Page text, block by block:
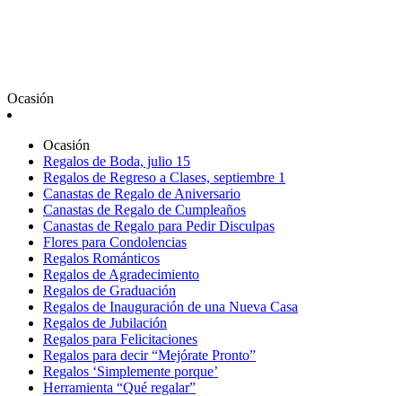
Ocasión
Ocasión
Regalos de Boda, julio 15
Regalos de Regreso a Clases, septiembre 1
Canastas de Regalo de Aniversario
Canastas de Regalo de Cumpleaños
Canastas de Regalo para Pedir Disculpas
Flores para Condolencias
Regalos Románticos
Regalos de Agradecimiento
Regalos de Graduación
Regalos de Inauguración de una Nueva Casa
Regalos de Jubilación
Regalos para Felicitaciones
Regalos para decir “Mejórate Pronto”
Regalos ‘Simplemente porque’
Herramienta “Qué regalar”